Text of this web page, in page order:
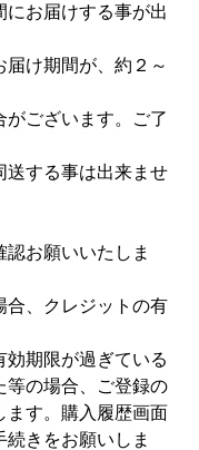
お届けする事が出
け期間が、約２～
ございます。ご了
する事は出来ませ
お願いいたしま
、クレジットの有
期限が過ぎている
等の場合、ご登録の
す。購入履歴画面
きをお願いしま